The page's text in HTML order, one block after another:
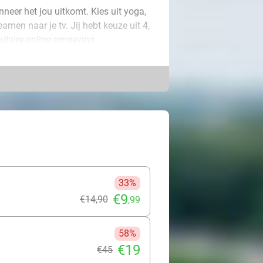
het jou uitkomt. Kies uit yoga,
naar je tv. Jij hebt keuze uit 4,
online omgeving
pc, laptop en smart-tv.
Het complete alternatief
om jezelf uit te dagen en in
voor iedere leeftijd en elk
makkelijk sporten vanuit huis is.
33%
€14,90 €9,99
58%
€45 €19